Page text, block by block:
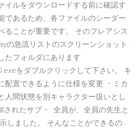
イルをダウンロードする前に確認す
であるため、各ファイルのシーダー
ることが重要です。 そのフレアシス
の急流リストのスクリーンショット.
たフォルダにあります
をダブルクリックして下さい。 キ
配置できるように仕様を変更 ・ミカ
人間状態を別キャラクター扱いとし
されたサブ・ 全員が、全員の先生と
しました。 そんなことができるの